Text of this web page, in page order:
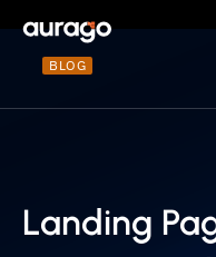
BLOG
Landing